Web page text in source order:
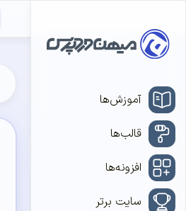
آموزش‌ها
قالب‌ها
افزونه‌ها
سایت برتر